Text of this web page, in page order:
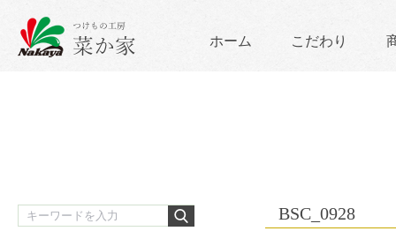
ホーム こだわり
BSC_0928